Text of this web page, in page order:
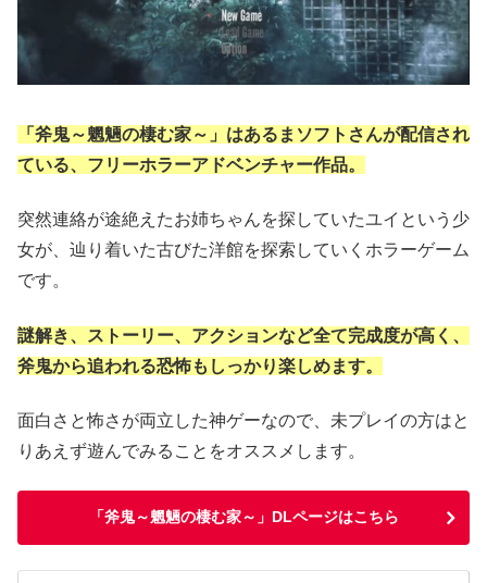
「斧鬼～魍魎の棲む家～」はあるまソフトさんが配信され
ている、フリーホラーアドベンチャー作品。
突然連絡が途絶えたお姉ちゃんを探していたユイという少
女が、辿り着いた古びた洋館を探索していくホラーゲーム
です。
謎解き、ストーリー、アクションなど全て完成度が高く、
斧鬼から追われる恐怖もしっかり楽しめます。
面白さと怖さが両立した神ゲーなので、未プレイの方はと
りあえず遊んでみることをオススメします。
「斧鬼～魍魎の棲む家～」DLページはこちら